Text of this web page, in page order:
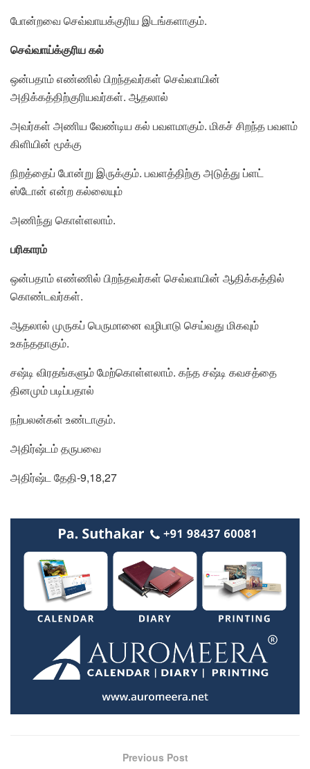
போன்றவை செவ்வாயக்குரிய இடங்களாகும்.
செவ்வாய்க்குரிய கல்
ஒன்பதாம் எண்ணில் பிறந்தவர்கள் செவ்வாயின்
அதிக்கத்திற்குரியவர்கள். ஆதலால்
அவர்கள் அணிய வேண்டிய கல் பவளமாகும். மிகச் சிறந்த பவளம்
கிளியின் மூக்கு
நிறத்தைப் போன்று இருக்கும். பவளத்திற்கு அடுத்து ப்ளட்
ஸ்டோன் என்ற கல்லையும்
அணிந்து கொள்ளலாம்.
பரிகாரம்
ஒன்பதாம் எண்ணில் பிறந்தவர்கள் செவ்வாயின் ஆதிக்கத்தில்
கொண்டவர்கள்.
ஆதலால் முருகப் பெருமானை வழிபாடு செய்வது மிகவும்
உகந்ததாகும்.
சஷ்டி விரதங்களும் மேற்கொள்ளலாம். கந்த சஷ்டி கவசத்தை
தினமும் படிப்பதால்
நற்பலன்கள் உண்டாகும்.
அதிர்ஷ்டம் தருபவை
அதிர்ஷ்ட தேதி-9,18,27
Previous Post